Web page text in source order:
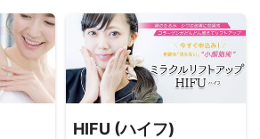
HIFU (ハイフ)